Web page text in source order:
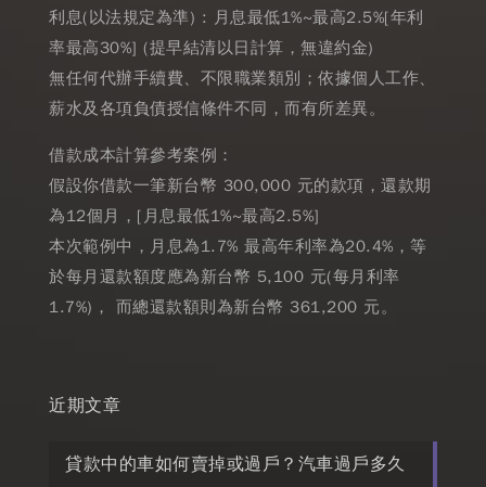
利息(以法規定為準) : 月息最低1%~最高2.5%[年利
率最高30%] (提早結清以日計算，無違約金)
無任何代辦手續費、不限職業類別；依據個人工作、
薪水及各項負債授信條件不同，而有所差異。
借款成本計算參考案例：
假設你借款一筆新台幣 300,000 元的款項，還款期
為12個月，[月息最低1%~最高2.5%]
本次範例中，月息為1.7% 最高年利率為20.4%，等
於每月還款額度應為新台幣 5,100 元(每月利率
1.7%)， 而總還款額則為新台幣 361,200 元。
近期文章
貸款中的車如何賣掉或過戶？汽車過戶多久